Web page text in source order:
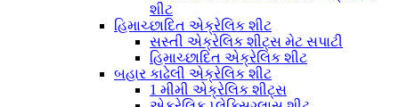
શીટ
હિમાચ્છાદિત એક્રેલિક શીટ
સસ્તી એક્રેલિક શીટ્સ મેટ સપાટી
હિમાચ્છાદિત એક્રેલિક શીટ
બહાર કાઢેલી એક્રેલિક શીટ
1 મીમી એક્રેલિક શીટ્સ